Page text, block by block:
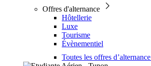
Offres d'alternance
Hôtellerie
Luxe
Tourisme
Évènementiel
Toutes les offres d’alternance